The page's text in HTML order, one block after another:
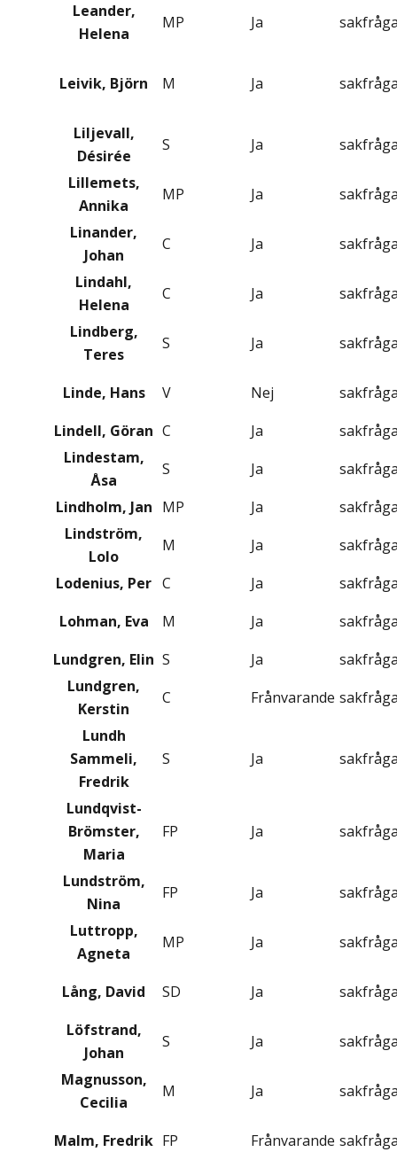
Leander,
Helena
MP Ja
Leivik, Björn M Ja
Liljevall,
Désirée
S Ja
Lillemets,
Annika
MP Ja
Linander,
Johan
C Ja
Lindahl,
Helena
C Ja
Lindberg,
Teres
S Ja
Linde, Hans V Nej
Lindell, Göran C Ja
Lindestam,
Åsa
S Ja
Lindholm, Jan MP Ja
Lindström,
Lolo
M Ja
Lodenius, Per C Ja
Lohman, Eva
M Ja
Lundgren, Elin S Ja
Lundgren,
Kerstin
C Frånvarande
Lundh
Sammeli,
Fredrik
S Ja
Lundqvist-
Brömster,
Maria
FP Ja
Lundström,
Nina
FP Ja
Luttropp,
Agneta
MP Ja
Lång, David SD Ja
Löfstrand,
Johan
S Ja
Magnusson,
Cecilia
M Ja
Malm, Fredrik FP Frånvarande